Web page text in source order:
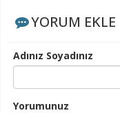
YORUM EKLE
Adınız Soyadınız
Yorumunuz